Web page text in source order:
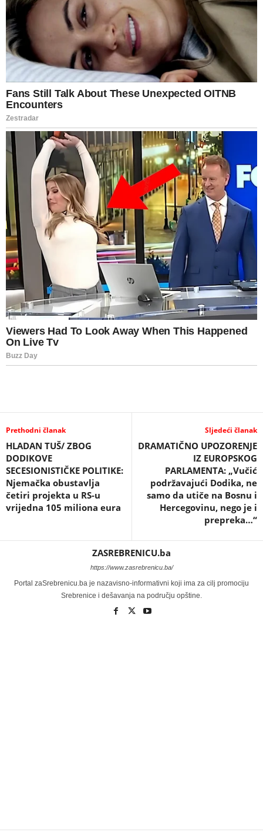
Prethodni članak
HLADAN TUŠ/ ZBOG
DODIKOVE
SECESIONISTIČKE POLITIKE:
Njemačka obustavlja
četiri projekta u RS-u
vrijedna 105 miliona eura
Sljedeći članak
DRAMATIČNO UPOZORENJE
IZ EUROPSKOG
PARLAMENTA: „Vučić
podržavajući Dodika, ne
samo da utiče na Bosnu i
Hercegovinu, nego je i
prepreka…“
ZASREBRENICU.ba
https://www.zasrebrenicu.ba/
Portal zaSrebrenicu.ba je nazavisno-informativni koji ima za cilj promociju
Srebrenice i dešavanja na području opštine.